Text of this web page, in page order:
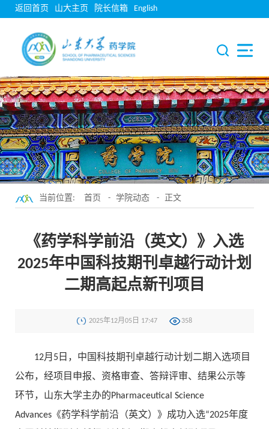
返回首页 山大主页 院长信箱 English
当前位置: 首页 - 学院动态 - 正文
《药学科学前沿（英文）》入选
2025年中国科技期刊卓越行动计划
二期高起点新刊项目
2025年12月05日 17:47 358
12月5日，中国科技期刊卓越行动计划二期入选项目
公布，经项目申报、资格审查、答辩评审、结果公示等
环节，山东大学主办的Pharmaceutical Science
Advances《药学科学前沿（英文）》成功入选“2025年度